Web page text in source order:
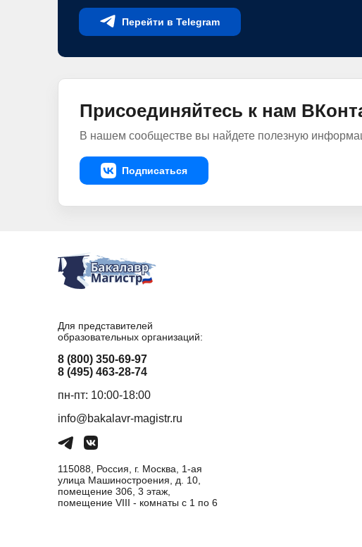
Перейти в Telegram
Присоединяйтесь к нам
В нашем сообществе вы найдете полезную
Подписаться
Для представителей
образовательных организаций:
8 (800) 350-69-97
8 (495) 463-28-74
пн-пт: 10:00-18:00
info@bakalavr-magistr.ru
115088, Россия, г. Москва, 1-ая
улица Машиностроения, д. 10,
помещение 306, 3 этаж,
помещение VIII - комнаты с 1 по 6